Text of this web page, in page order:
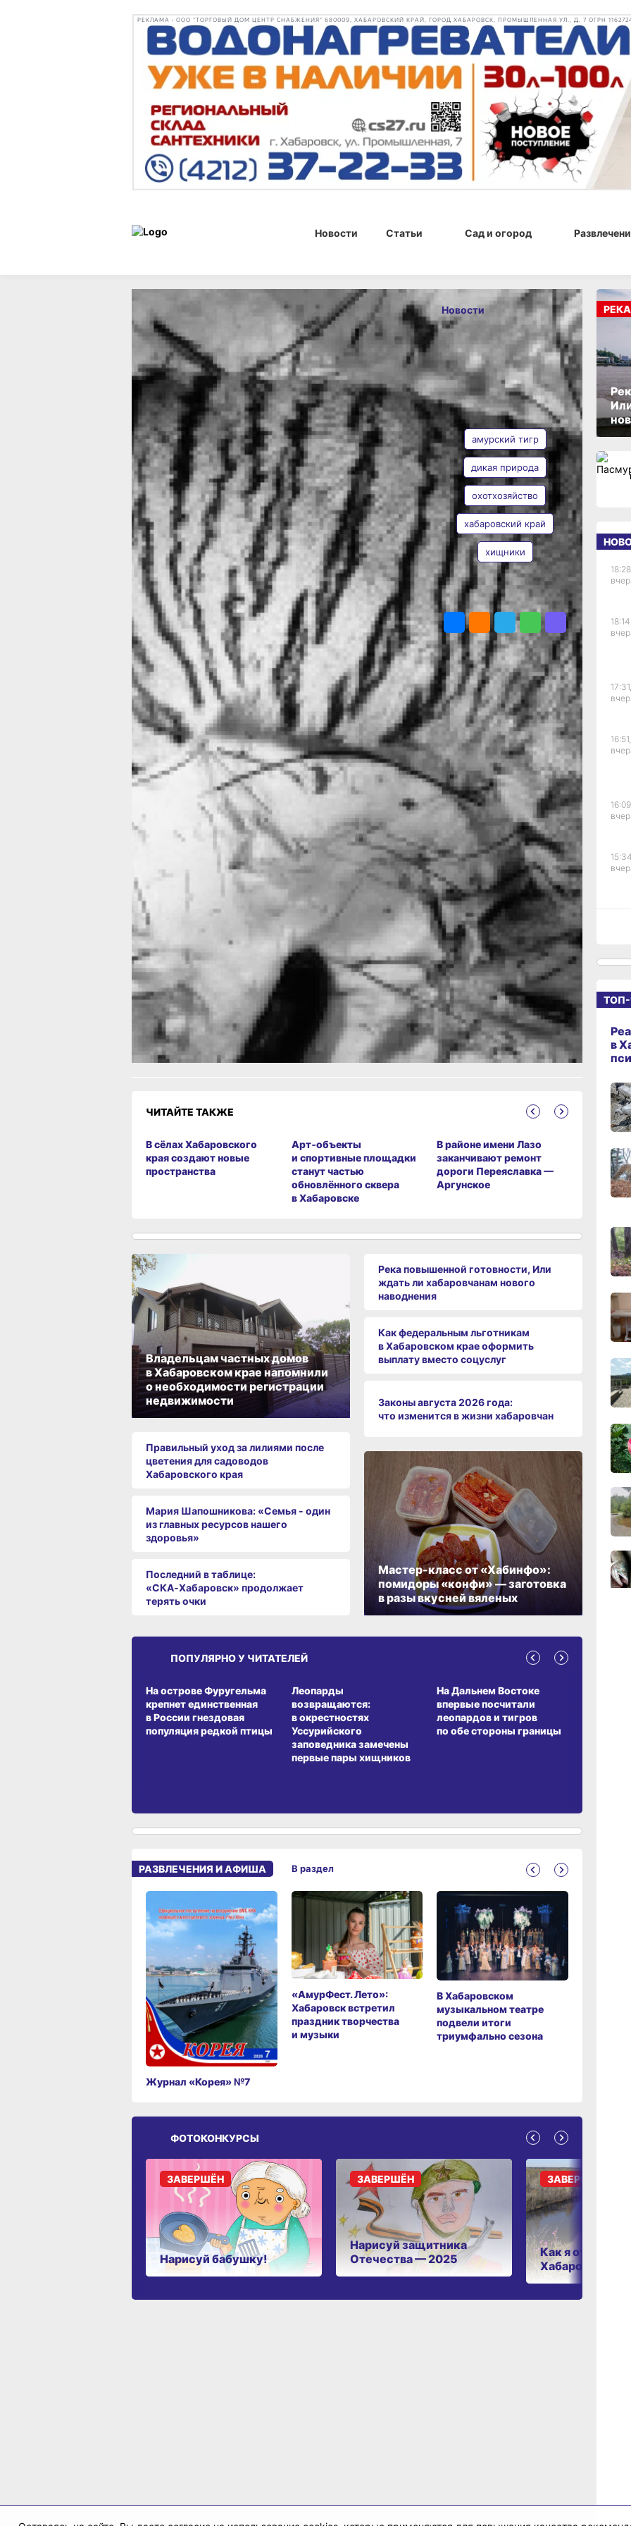
РЕКЛАМА • ООО "ТОРГОВЫЙ ДОМ ЦЕНТР СНАБЖЕНИЯ" 680009, ХАБАРОВСКИЙ КРАЙ, ГОРОД ХАБАРОВСК, ПРОМЫШЛЕННАЯ УЛ., Д. 7 ОГРН
Новости Статьи Сад и огород
Новости 16 января 2025 г., 16:00
В новом году
на территории
Хабаровского
края отловили
двух
«конфликтных»
тигров
Все случаи отлова произошли
в Хабаровском районе.
Фото:
КГБУ «Служба по охране животного
мира и особо охраняемых природных
территорий Хабаровского края» /
ohota.khabkrai.ru
В 2025 году в Хабаровском крае
сотрудниками управления охотничьего
хозяйства и службой по охране животного
мира отловлены два «конфликтных»
амурских тигра. Об этом сообщили
в Управлении охотничьего хозяйства
правительства Хабаровского края. Все
два случая отлова хищников произошли
в Хабаровском районе.
Так, 15 января в селе Князе-Волконское
Хабаровского района был отловлен
амурский тигр. Во время первичного
осмотра было обнаружено, что у самца
травмирована правая передняя лапа, из-
за чего кость срослась неправильно.
Кроме того, у хищника отсутствуют
нижние клыки.
Ранее, ночью 13 января, в посёлке
Корфовский Хабаровского района
отловили «конфликтную» тигрицу. При
осмотре не было выявлено каки-либо
видимых повреждений.
В ТЕМУ:
В Приморье определили ряд мер
для разрешения конфликтных ситуаций
с тиграми
Читайте нас в соцсетях:
ВКонтакте,
Одноклассники,
Яндекс.Дзен
Как вам материал?
Огонь!
Супер
Удивило
Грустно
1
Злость Разочарование
Новости
ОПУБЛИКОВАНО
16 января 2025 г., 16:00
АВТОР
Наталья
Евона
ТЕГИ
амурский тигр
дикая природа
охотхозяйство
хабаровский край
хищники
ПОДЕЛИТЬСЯ
ЧИТАЙТЕ ТАКЖЕ
В сёлах Хабаровского
края создают новые
пространства
Арт‑объекты
и спортивные площадки
станут частью
обновлённого сквера
в Хабаровске
В районе имени Лазо
заканчивают ремонт
дороги Переяславка —
Аргунское
Владельцам частных домов
в Хабаровском крае напомнили
о необходимости регистрации
недвижимости
Правильный уход за лилиями после
цветения для садоводов
Хабаровского края
Мария Шапошникова: «Семья - один
из главных ресурсов нашего
здоровья»
Последний в таблице:
«СКА‑Хабаровск» продолжает
терять очки
Река повышенной готовности, Или
ждать ли хабаровчанам нового
наводнения
Как федеральным льготникам
в Хабаровском крае оформить
выплату вместо соцуслуг
Законы августа 2026 года:
что изменится в жизни хабаровчан
Мастер-класс от «Хабинфо»:
помидоры «конфи» — заготовка
в разы вкусней вяленых
ПОПУЛЯРНО У ЧИТАТЕЛЕЙ
На острове Фуругельма
крепнет единственная
в России гнездовая
популяция редкой птицы
Леопарды
возвращаются:
в окрестностях
Уссурийского
заповедника замечены
первые пары хищников
На Дальнем Востоке
впервые посчитали
леопардов и тигров
по обе стороны границы
РАЗВЛЕЧЕНИЯ И АФИША
Журнал «Корея» №7
«АмурФест. Лето»:
Хабаровск встретил
праздник творчества
и музыки
В Хабаровском
музыкальном театре
подвели итоги
триумфально сезона
В раздел
ФОТОКОНКУРСЫ
Нарисуй бабушку!
ЗАВЕРШЁН
Нарисуй защитника
Отечества — 2025
ЗАВЕРШЁН
Как я отдыхаю в
Хабаровском
ЗАВЕРШЁН
18:14,
17:31,
16:51,
11:14,
ТОП-
в